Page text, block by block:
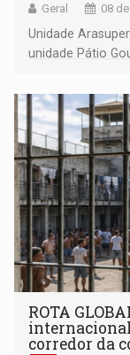
Geral 08
Unidade
unidade Pátio
ROTA
corredor da